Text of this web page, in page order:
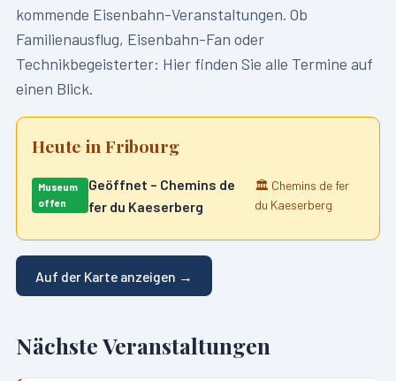
kommende Eisenbahn-Veranstaltungen. Ob
Familienausflug, Eisenbahn-Fan oder
Technikbegeisterter: Hier finden Sie alle Termine auf
einen Blick.
Heute inFribourg
Museum
offen
Geöffnet – Chemins de
fer du Kaeserberg
🏛️ Chemins de fer
du Kaeserberg
Auf der Karte anzeigen →
Nächste Veranstaltungen